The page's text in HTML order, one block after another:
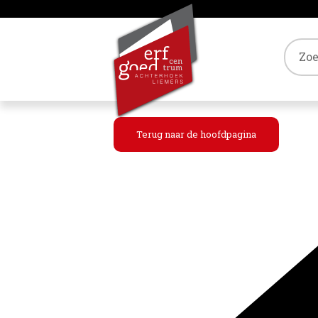
Terug naar de hoofdpagina